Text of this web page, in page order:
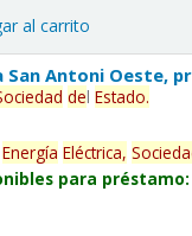
al carrito
Antoni Oeste,
delEstado.
Energía Eléctrica,
para